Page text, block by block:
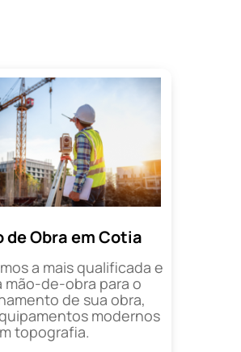
de Obra em Cotia
a mais qualificada e
mão-de-obra para o
de sua obra,
modernos
topografia.